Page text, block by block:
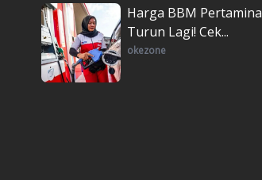
Harga BBM Pertamina
Turun Lagi! Cek...
okezone